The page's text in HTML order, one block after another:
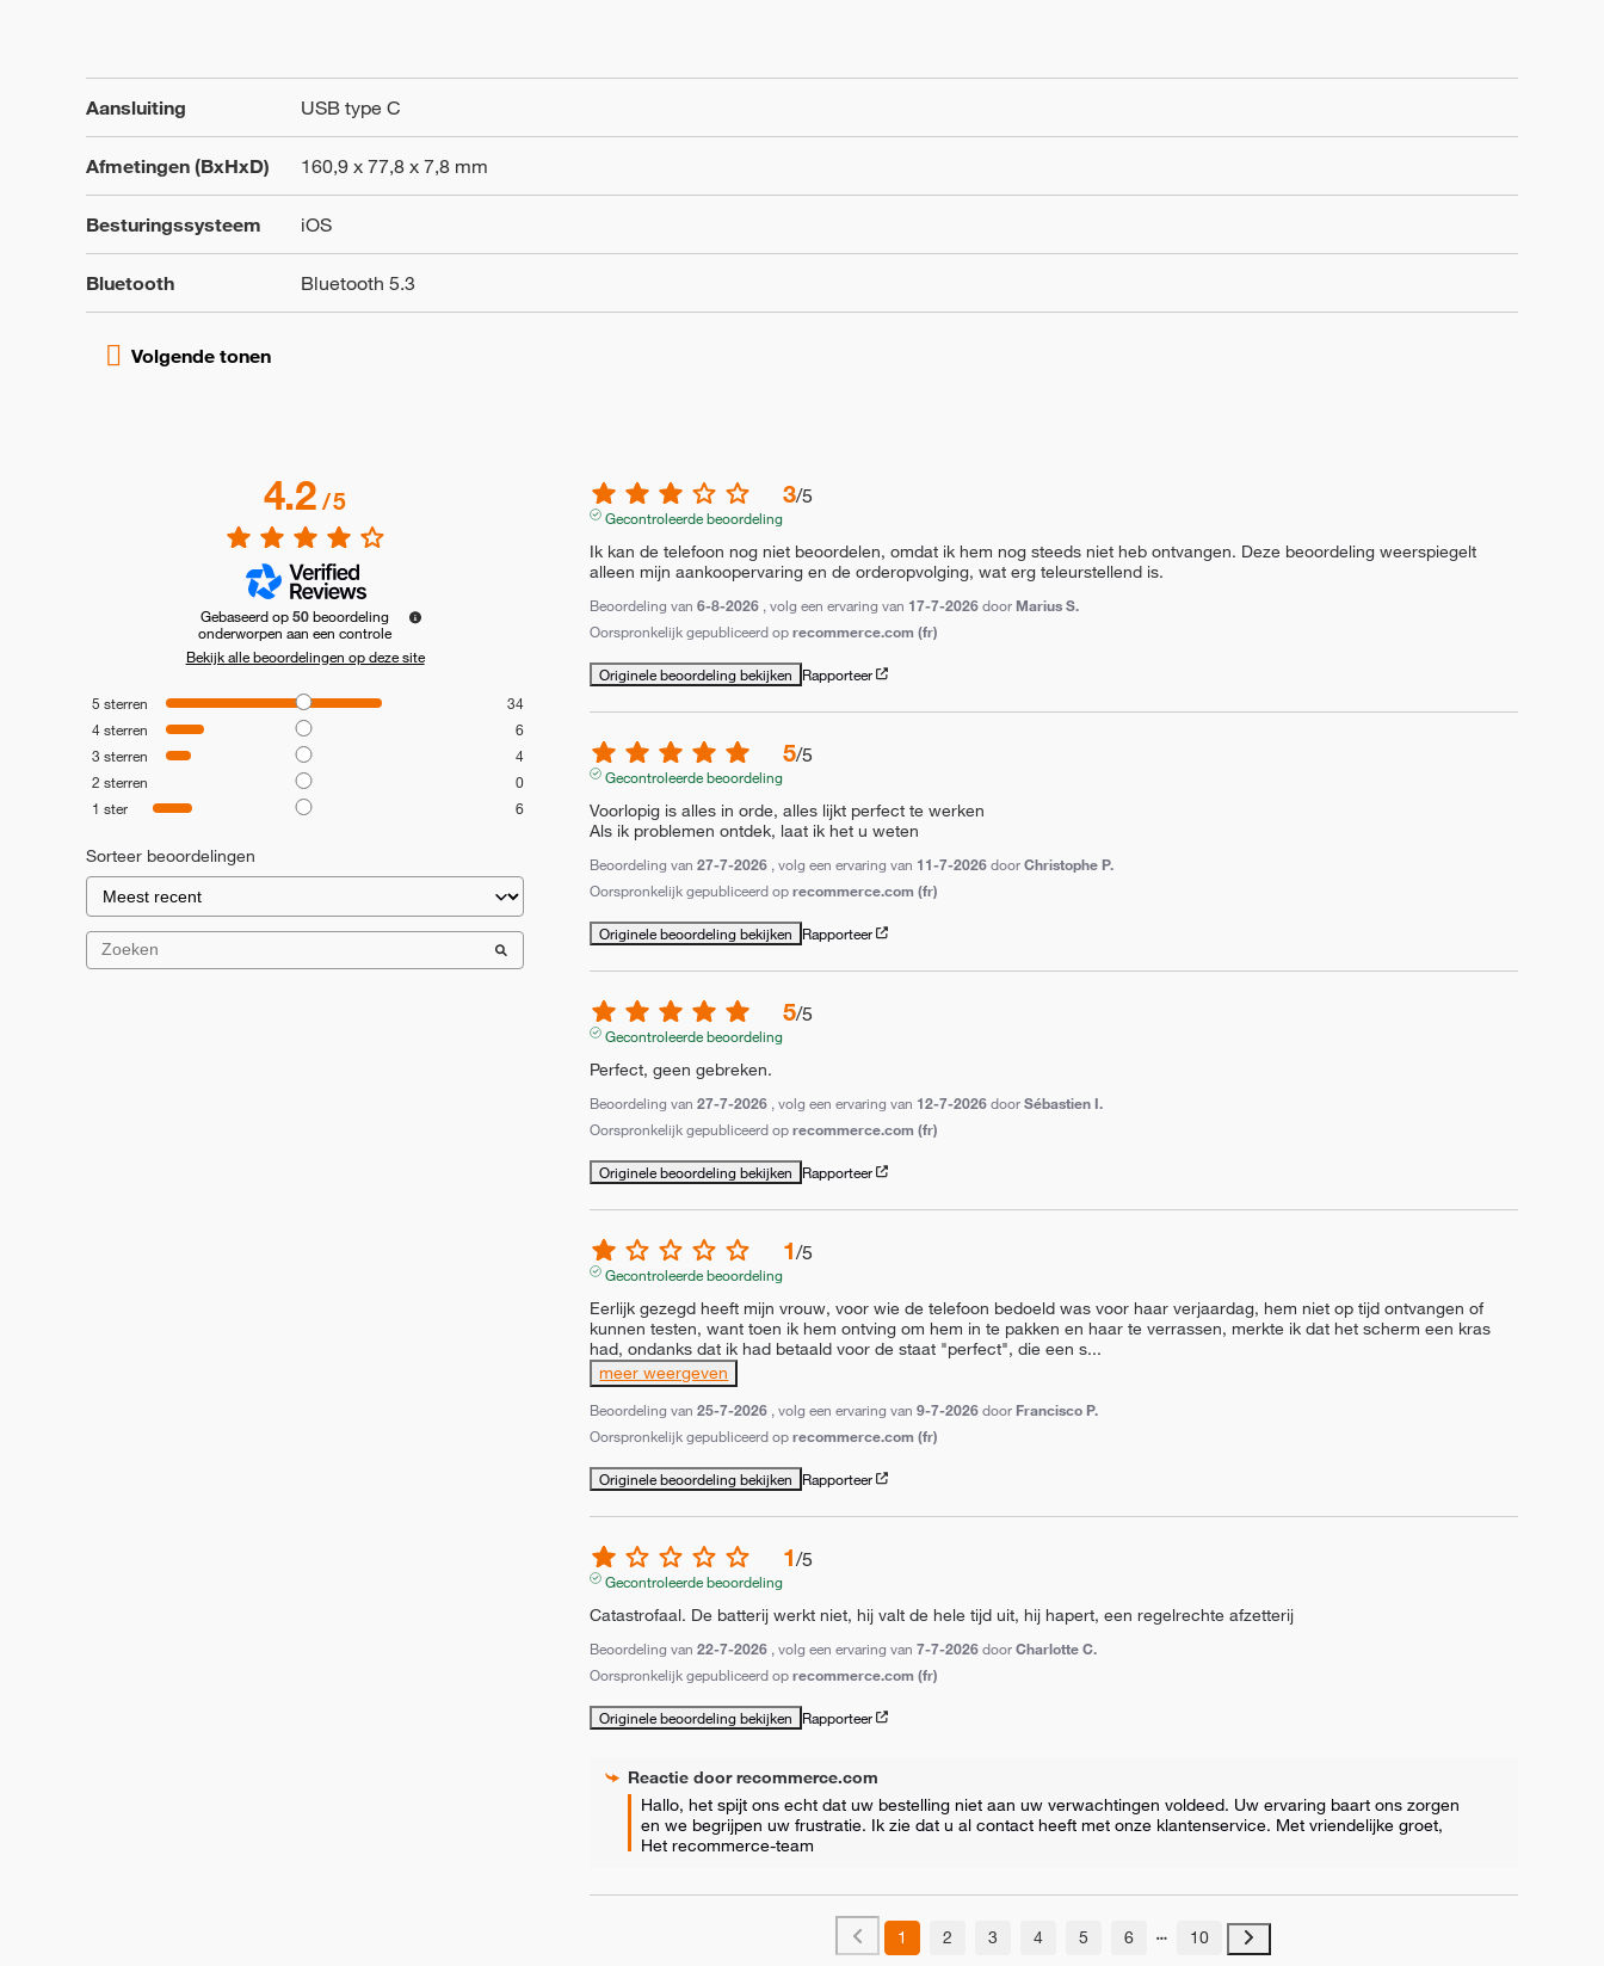
Aansluiting USB type C
Afmetingen (BxHxD) 160,9 x 77,8 x 7,8 mm
Besturingssysteem iOS
Bluetooth Bluetooth 5.3
4.2/5
Gebaseerd op50 beoordeling
onderworpen aan een controle
Bekijk alle beoordelingen op deze site
5 sterren
34
4sterren
6
3 sterren
4
2 sterren
0
1 ster 6
Sorteer beoordelingen
3/5
Gecontroleerde beoordeling
Ik kan de telefoon nog niet beoordelen, omdat ik hem nog steeds niet heb ontvangen. Deze beoordeling weerspiegelt
alleen mijn aankoopervaring en de orderopvolging, wat erg teleurstellend is.
Beoordeling van6-8-2026 , volg een ervaring van 17-7-2026 door Marius S.
Oorspronkelijk gepubliceerd oprecommerce.com (fr)
Originele beoordeling bekijken Rapporteer
5/5
Gecontroleerde beoordeling
Voorlopig is alles in orde, alles lijkt perfect te werken
Als ik problemen ontdek, laat ik het u weten
Beoordeling van27-7-2026 , volg een ervaring van 11-7-2026 doorChristophe P.
Oorspronkelijk gepubliceerd oprecommerce.com (fr)
Originele beoordeling bekijken Rapporteer
5/5
Gecontroleerde beoordeling
Perfect, geen gebreken.
Beoordeling van27-7-2026 , volg een ervaring van 12-7-2026 doorSébastien I.
Oorspronkelijk gepubliceerd oprecommerce.com (fr)
Originele beoordeling bekijken Rapporteer
1/5
Gecontroleerde beoordeling
Eerlijk gezegd heeft mijn vrouw, voor wie de telefoon bedoeld was voor haar verjaardag, hem niet op tijd ontvangen of
kunnen testen, want toen ik hem ontving om hem in te pakken en haar te verrassen, merkte ik dat het scherm een kras
had, ondanks dat ik had betaald voor de staat "perfect", die een s...
meer weergeven
Beoordeling van25-7-2026 , volg een ervaring van9-7-2026 door Francisco P.
Oorspronkelijk gepubliceerd oprecommerce.com (fr)
Originele beoordeling bekijken Rapporteer
1/5
Gecontroleerde beoordeling
Catastrofaal. De batterij werkt niet, hij valt de hele tijd uit, hij hapert, een regelrechte afzetterij
Beoordeling van22-7-2026 , volg een ervaring van7-7-2026 doorCharlotte C.
Oorspronkelijk gepubliceerd oprecommerce.com (fr)
Originele beoordeling bekijken Rapporteer
Reactie doorrecommerce.com
Hallo, het spijt ons echt dat uw bestelling niet aan uw verwachtingen voldeed. Uw ervaring baart ons zorgen
en we begrijpen uw frustratie. Ik zie dat u al contact heeft met onze klantenservice. Met vriendelijke groet,
Het recommerce-team
1 2 3 4 5 6 10